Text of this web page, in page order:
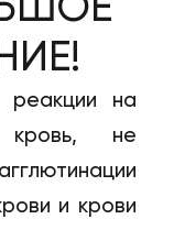
реакции на
кровь, не
и крови